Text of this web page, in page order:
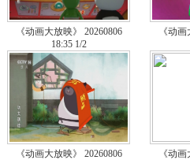
《动画大放映》 20260806
18:35 1/2
《动
《动画大放映》 20260806
《动